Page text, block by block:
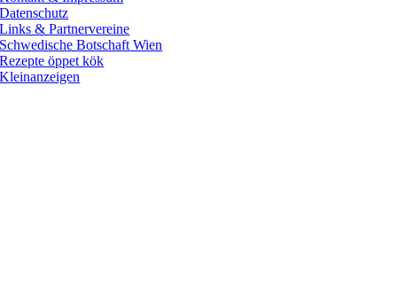
Datenschutz
Links & Partnervereine
Schwedische Botschaft Wien
Rezepte öppet kök
Kleinanzeigen